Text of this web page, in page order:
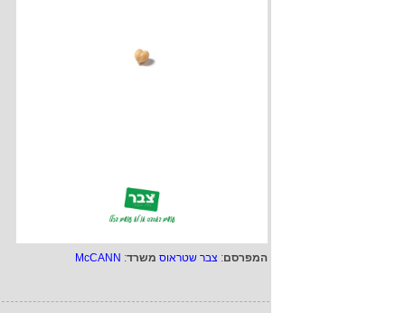
המפרסם: צבר שטראוס משרד:
McCANN